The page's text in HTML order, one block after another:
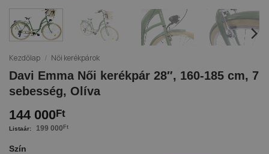
Kezdőlap / Női kerékpárok
Davi Emma Női kerékpár 28″, 160-185 cm, 7
sebesség, Olíva
144 000Ft
199 000 Ft
Szín